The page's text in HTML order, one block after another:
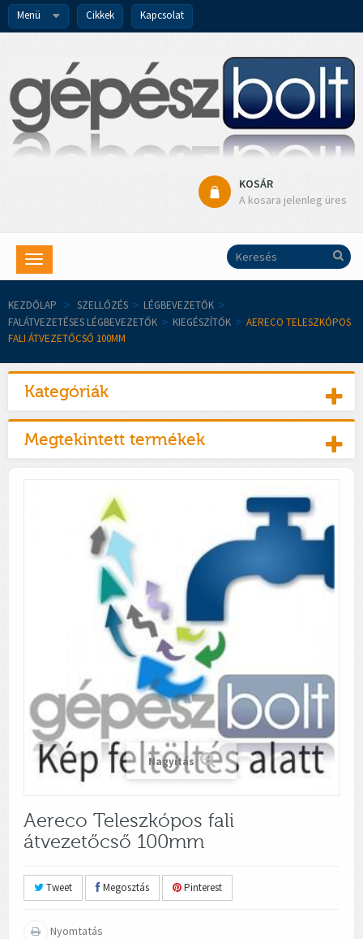
Menü Cikkek Kapcsolat
KOSÁR
A kosara jelenleg üres
Toggle
navigation
KEZDŐLAP > SZELLŐZÉS > LÉGBEVEZETŐK >
FALÁTVEZETÉSES LÉGBEVEZETŐK > KIEGÉSZÍTŐK > AERECO TELESZKÓPOS
FALI ÁTVEZETŐCSŐ 100MM
Kategóriák
Megtekintett termékek
Nagyítás
Aereco Teleszkópos fali
átvezetőcső 100mm
Tweet Megosztás Pinterest
Nyomtatás